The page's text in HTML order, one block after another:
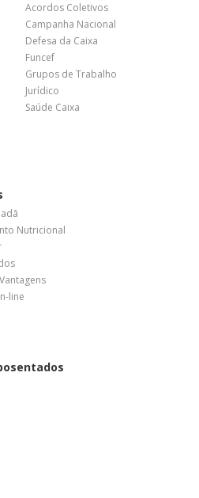
Acordos Coletivos
Campanha Nacional
Defesa da Caixa
Funcef
Grupos de Trabalho
Jurídico
Saúde Caixa
Nutricional
line